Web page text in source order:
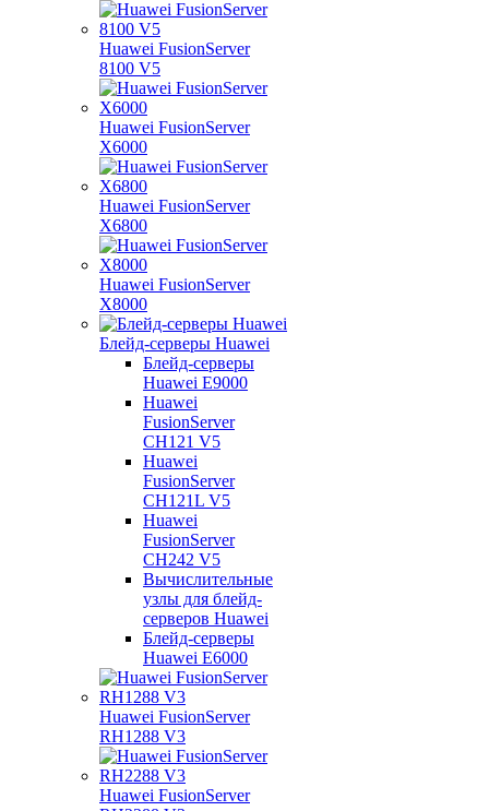
Huawei FusionServer
8100 V5
Huawei FusionServer
X6000
Huawei FusionServer
X6800
Huawei FusionServer
X8000
Блейд-серверы Huawei
Блейд-серверы
Huawei E9000
Huawei
FusionServer
CH121 V5
Huawei
FusionServer
CH121L V5
Huawei
FusionServer
CH242 V5
Вычислительные
узлы для блейд-
серверов Huawei
Блейд-серверы
Huawei E6000
Huawei FusionServer
RH1288 V3
Huawei FusionServer